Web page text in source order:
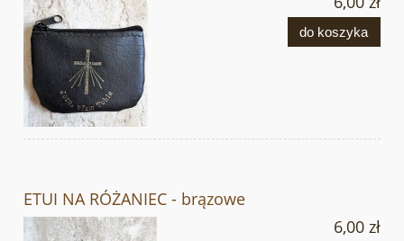
do koszyka
ETUI NA RÓŻANIEC - brązowe
6,00 zł